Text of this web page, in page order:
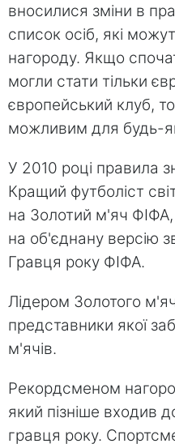
вносилися зміни в
список осіб, які
нагороду. Якщо
могли стати тільки
європейський клуб,
можливим для будь-
У 2010 році правила
Кращий футболіст
на Золотий м'яч ФІФА,
на об'єднану версію
Гравця року ФІФА.
Лідером Золотого
представники якої
м'ячів.
Рекордсменом
який пізніше входив
гравця року.